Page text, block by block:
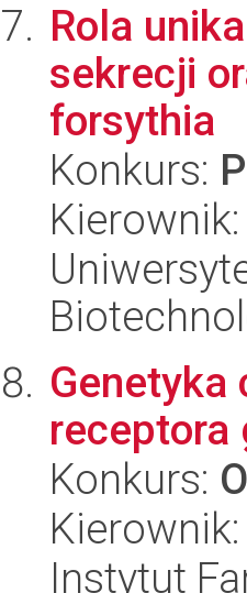
Rola
sekrecji
forsythia
Konkurs:
Genetyka
receptora
Konkurs:
Instytut